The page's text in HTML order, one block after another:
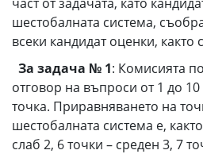
шестобалната система,
всеки кандидат оценки, както
За задача № 1: Комисията
отговор на въпроси от 1 до
точка. Приравняването на
шестобалната система е,
слаб 2, 6 точки – среден 3, 7